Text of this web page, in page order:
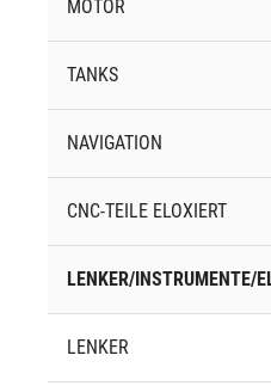
MOTOR
TANKS
NAVIGATION
CNC-TEILE ELOXIERT
LENKER/INSTRUMENTE/
LENKER